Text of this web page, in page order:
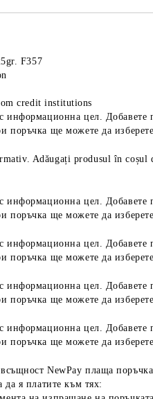
F357
credit institutions
информационна цел. Добавете
поръчка ще можете да
Adăugați produsul în coșul
информационна цел. Добавете
поръчка ще можете да
информационна цел. Добавете
поръчка ще можете да
информационна цел. Добавете
поръчка ще можете да
информационна цел. Добавете
поръчка ще можете да
NewPay плаща
да я платите към тях: